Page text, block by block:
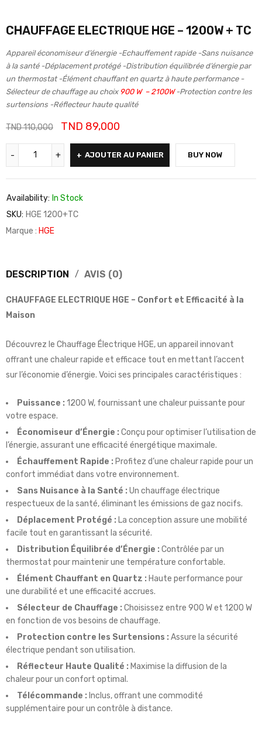
CHAUFFAGE ELECTRIQUE HGE – 1200W + TC
Appareil économiseur d’énergie -Echauffement rapide -Sans nuisance
à la santé -Déplacement protégé -Distribution équilibrée d’énergie par
un thermostat -Élément chauffant en quartz à haute performance -
Sélecteur de chauffage au choix900 W – 2100W-Protection contre les
surtensions -Réflecteur haute qualité
TND110,000 TND 89,000
AJOUTER AU PANIER BUY NOW
Availability: In Stock
SKU: HGE 1200+TC
Marque : HGE
DESCRIPTION AVIS (0)
CHAUFFAGE ELECTRIQUE HGE – Confort et Efficacité à la
Maison
Découvrez le Chauffage Électrique HGE, un appareil innovant
offrant une chaleur rapide et efficace tout en mettant l’accent
sur l’économie d’énergie. Voici ses principales caractéristiques :
Puissance : 1200 W, fournissant une chaleur puissante pour
votre espace.
Économiseur d’Énergie : Conçu pour optimiser l’utilisation de
l’énergie, assurant une efficacité énergétique maximale.
Échauffement Rapide : Profitez d’une chaleur rapide pour un
confort immédiat dans votre environnement.
Sans Nuisance à la Santé : Un chauffage électrique
respectueux de la santé, éliminant les émissions de gaz nocifs.
Déplacement Protégé : La conception assure une mobilité
facile tout en garantissant la sécurité.
Distribution Équilibrée d’Énergie : Contrôlée par un
thermostat pour maintenir une température confortable.
Élément Chauffant en Quartz : Haute performance pour
une durabilité et une efficacité accrues.
Sélecteur de Chauffage : Choisissez entre 900 W et 1200 W
en fonction de vos besoins de chauffage.
Protection contre les Surtensions : Assure la sécurité
électrique pendant son utilisation.
Réflecteur Haute Qualité : Maximise la diffusion de la
chaleur pour un confort optimal.
Télécommande : Inclus, offrant une commodité
supplémentaire pour un contrôle à distance.